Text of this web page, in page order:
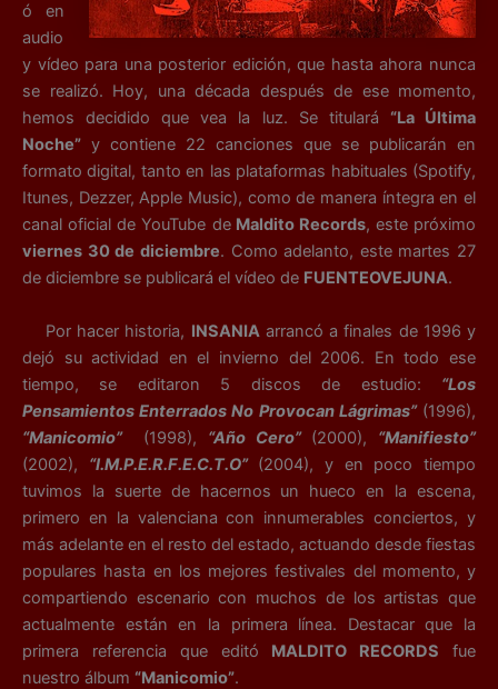
ó en
audio
y vídeo para una posterior edición, que hasta ahora nunca
se realizó. Hoy, una década después de ese momento,
hemos decidido que vea la luz. Se titulará “La Última
Noche” y contiene 22 canciones que se publicarán en
formato digital, tanto en las plataformas habituales (Spotify,
Itunes, Dezzer, Apple Music), como de manera íntegra en el
canal oficial de YouTube deMaldito Records, este próximo
viernes 30 de diciembre. Como adelanto, este martes 27
de diciembre se publicará el vídeo de FUENTEOVEJUNA.
Por hacer historia, INSANIA arrancó a finales de 1996 y
dejó su actividad en el invierno del 2006. En todo ese
tiempo, se editaron 5 discos de estudio: “Los
Pensamientos Enterrados No Provocan Lágrimas”(1996),
“Manicomio”(1998), “Año Cero”(2000), “Manifiesto”
(2002), “I.M.P.E.R.F.E.C.T.O”(2004), y en poco tiempo
tuvimos la suerte de hacernos un hueco en la escena,
primero en la valenciana con innumerables conciertos, y
más adelante en el resto del estado, actuando desde fiestas
populares hasta en los mejores festivales del momento, y
compartiendo escenario con muchos de los artistas que
actualmente están en la primera línea. Destacar que la
primera referencia que editó MALDITO RECORDS fue
nuestro álbum “Manicomio”.